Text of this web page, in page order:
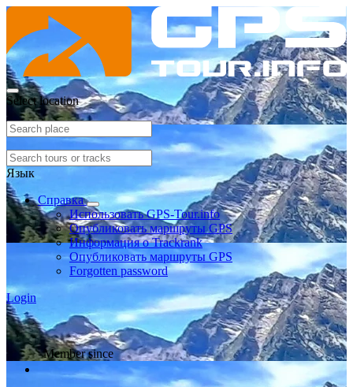
Select location
Язык
Справка
Использовать GPS-Tour.info
Опубликовать маршруты GPS
Информация о Trackrank
Опубликовать маршруты GPS
Forgotten password
Login
Member since